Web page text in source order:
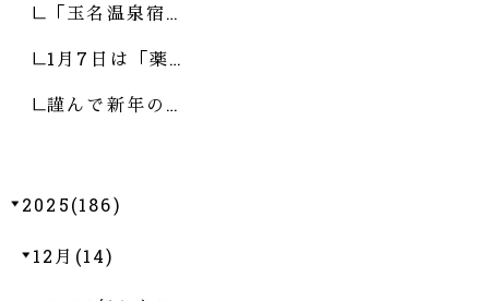
「玉名温泉宿…
1月7日は「薬…
謹んで新年の…
2025(186)
12月(14)